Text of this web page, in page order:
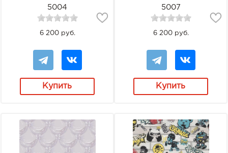
5004
6 200 руб.
Купить
5007
6 200 руб.
Купить